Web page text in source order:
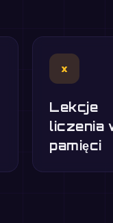
×
Lekcje
liczenia
pamięci